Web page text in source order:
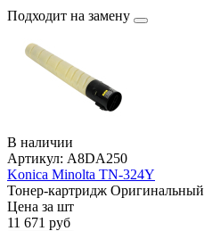
Подходит на замену
В наличии
Артикул: A8DA250
Konica Minolta TN-324Y
Тонер-картридж Оригинальный
Цена за шт
11 671 руб